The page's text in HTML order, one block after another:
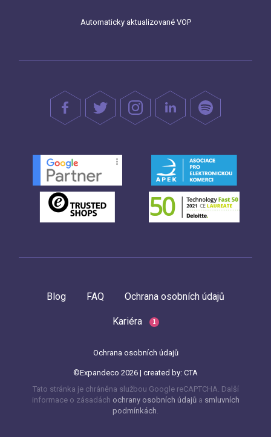
Automaticky aktualizované VOP
Blog FAQ Ochrana osobních údajů
Kariéra 1
Ochrana osobních údajů
©Expandeco 2026 | created by: CTA
Tato stránka je chráněna službou Google reCAPTCHA. Další
informace o zásadách ochrany osobních údajů a smluvních
podmínkách.